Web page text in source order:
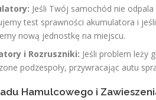
Jeśli Twój samochód nie
test sprawności akumulatora i
nową jednostkę na miejscu.
i Rozruszniki: Jeśli problem leży
podzespoły, przywracając autu
Hamulcowego i